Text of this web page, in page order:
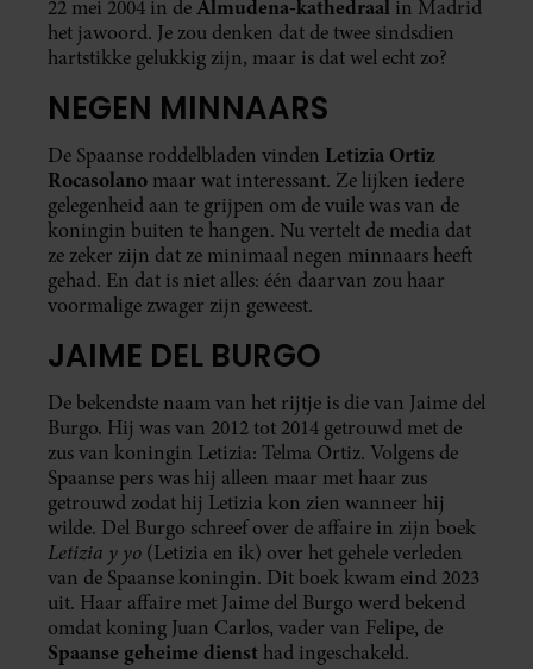
22 mei 2004 in deAlmudena-kathedraal in Madrid
het jawoord. Je zou denken dat de twee sindsdien
hartstikke gelukkig zijn, maar is dat wel echt zo?
NEGEN MINNAARS
De Spaanse roddelbladen vinden Letizia Ortiz
Rocasolano maar wat interessant. Ze lijken iedere
gelegenheid aan te grijpen om de vuile was van de
koningin buiten te hangen. Nu vertelt de media dat
ze zeker zijn dat ze minimaal negen minnaars heeft
gehad. En dat is niet alles: één daarvan zou haar
voormalige zwager zijn geweest.
JAIME DEL BURGO
De bekendste naam van het rijtje is die van Jaime del
Burgo. Hij was van 2012 tot 2014 getrouwd met de
zus van koningin Letizia: Telma Ortiz. Volgens de
Spaanse pers was hij alleen maar met haar zus
getrouwd zodat hij Letizia kon zien wanneer hij
wilde. Del Burgo schreef over de affaire in zijn boek
Letizia y yo (Letizia en ik) over het gehele verleden
van de Spaanse koningin. Dit boek kwam eind 2023
uit. Haar affaire met Jaime del Burgo werd bekend
omdat koning Juan Carlos, vader van Felipe, de
Spaanse geheime dienst had ingeschakeld.